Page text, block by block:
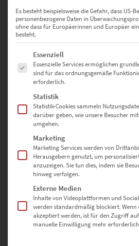
Enthält 19% Mwst.
zzgl.Versand
Lieferzeit: ca. 10 Werktage
Dieses Produkt weist mehrere Varianten auf. Die Optionen können auf der Produktseite gewählt werden
EZ00024 Prism
€24,90–€1.099,00
Enthält 19% Mwst.
Es besteht beispielsweise die Gefahr, dass US-
personenbezogene Daten in
ohne dass für Europäerinnen und Europäer
besteht.
Es folgt eine Liste der Service-Gruppen,
Essenziell
Essenzielle Services ermöglichen
sind für das ordnungsgemäße
erforderlich.
Statistik
Statistik-Cookies sammeln
darüber geben, wie unsere Besucher
umgehen.
Marketing
Marketing Services werden von
Herausgebern genutzt, um
anzuzeigen. Sie tun dies, indem sie
hinweg verfolgen.
Externe Medien
Inhalte von Videoplattformen und
werden standardmäßig blockiert. Wenn
akzeptiert werden, ist für den Zugriff
manuelle Einwilligung mehr